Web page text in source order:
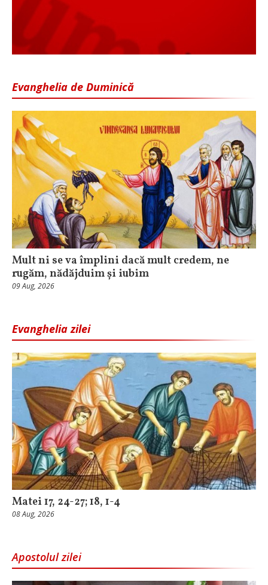
Evanghelia de Duminică
Mult ni se va împlini dacă mult credem, ne
rugăm, nădăjduim și iubim
09 Aug, 2026
Evanghelia zilei
Matei 17, 24-27; 18, 1-4
08 Aug, 2026
Apostolul zilei